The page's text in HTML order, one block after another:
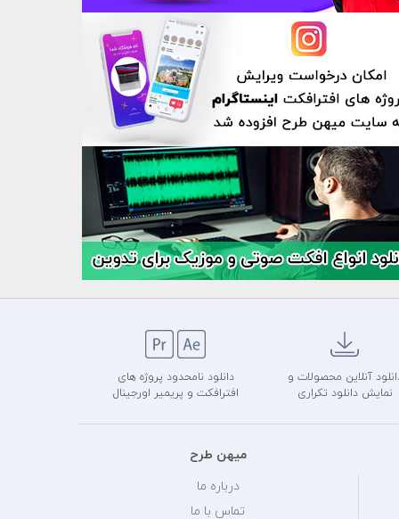
آنلاین محصولات و
نمایش دانلود تکراری
دانلود نامحدود پروژه های
افترافکت و پریمیر اورجینال
میهن طرح
درباره ما
تماس با ما